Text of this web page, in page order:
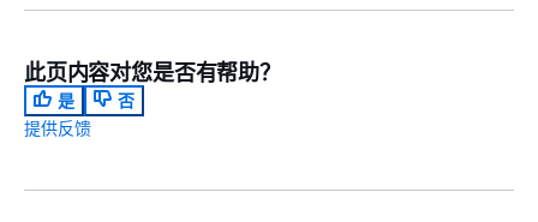
此页内容对您是否有帮助？
是
否
提供反馈